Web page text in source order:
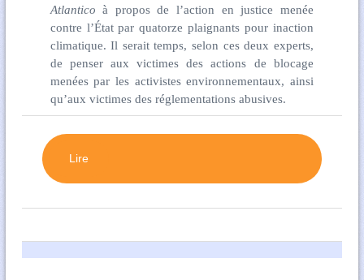
Atlantico à propos de l’action en justice menée
contre l’État par quatorze plaignants pour inaction
climatique. Il serait temps, selon ces deux experts,
de penser aux victimes des actions de blocage
menées par les activistes environnementaux, ainsi
qu’aux victimes des réglementations abusives.
Lire